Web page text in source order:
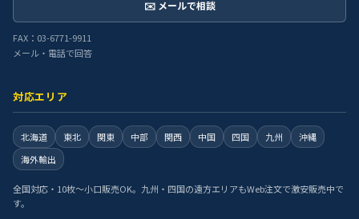
✉️ メールで相談
FAX：03-6771-9911
メール・電話で回答
対応エリア
北海道 東北 関東 中部 関西 中国 四国 九州
沖縄
海外輸出
全国対応・10枚〜小口販売OK。九州・四国の遠方エリアもWeb注文で激安販売中で
す。